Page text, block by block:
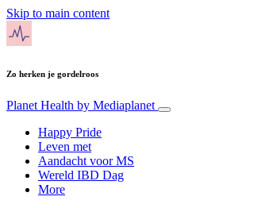
Skip to main content
Zo herken je gordelroos
Planet Health by Mediaplanet
Happy Pride
Leven met
Aandacht voor MS
Wereld IBD Dag
More